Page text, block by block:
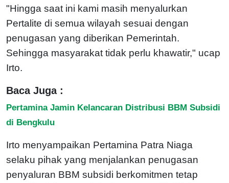
"Hingga saat ini kami masih menyalurkan
Pertalite di semua wilayah sesuai dengan
penugasan yang diberikan Pemerintah.
Sehingga masyarakat tidak perlu khawatir," ucap
Irto.
Baca Juga :
Pertamina Jamin Kelancaran Distribusi BBM Subsidi
di Bengkulu
Irto menyampaikan Pertamina Patra Niaga
selaku pihak yang menjalankan penugasan
penyaluran BBM subsidi berkomitmen tetap